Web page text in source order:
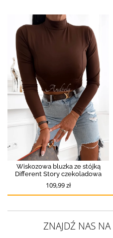
Wiskozowa bluzka ze stójką
Different Story czekoladowa
109,99 zł
ZNAJDŹ NAS NA